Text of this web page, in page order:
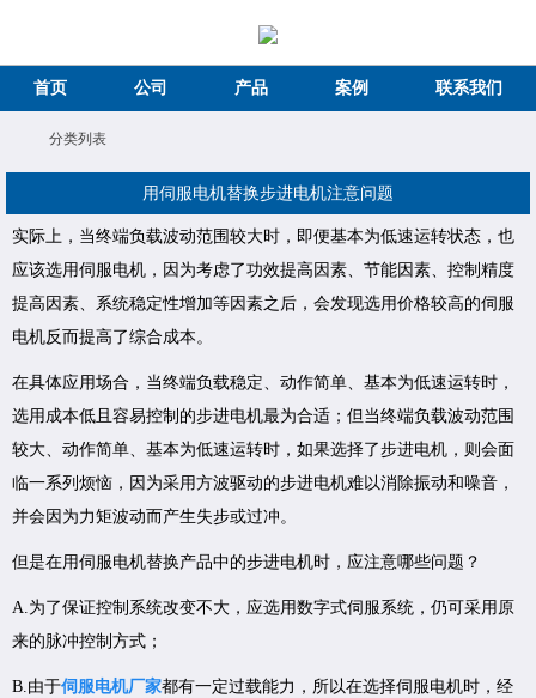
首页 公司 产品 案例 联系我们
分类列表
用伺服电机替换步进电机注意问题
实际上，当终端负载波动范围较大时，即便基本为低速运转状态，也
应该选用伺服电机，因为考虑了功效提高因素、节能因素、控制精度
提高因素、系统稳定性增加等因素之后，会发现选用价格较高的伺服
电机反而提高了综合成本。
在具体应用场合，当终端负载稳定、动作简单、基本为低速运转时，
选用成本低且容易控制的步进电机最为合适；但当终端负载波动范围
较大、动作简单、基本为低速运转时，如果选择了步进电机，则会面
临一系列烦恼，因为采用方波驱动的步进电机难以消除振动和噪音，
并会因为力矩波动而产生失步或过冲。
但是在用伺服电机替换产品中的步进电机时，应注意哪些问题？
A.为了保证控制系统改变不大，应选用数字式伺服系统，仍可采用原
来的脉冲控制方式；
B.由于伺服电机厂家都有一定过载能力，所以在选择伺服电机时，经